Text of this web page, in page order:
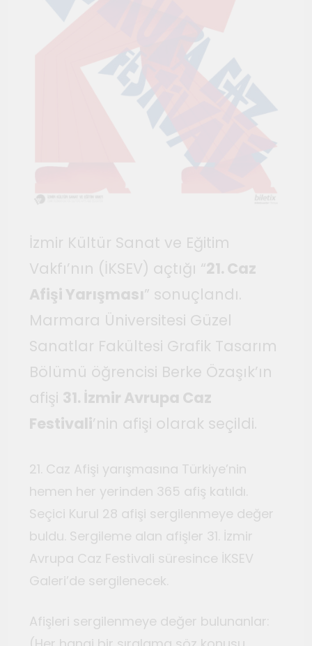
Haziran 10, 2026
Bauhaus
Haziran 3, 2026
Genç gazeteciler için
Seferihisar’da kültür ve sanat
haberciliği atölyeleri
İzmir Kültür Sanat ve Eğitim
Vakfı’nın (İKSEV) açtığı “21. Caz
Afişi Yarışması” sonuçlandı.
Marmara Üniversitesi Güzel
Sanatlar Fakültesi Grafik Tasarım
Bölümü öğrencisi Berke Özaşık’ın
afişi 31. İzmir Avrupa Caz
Festivali’nin afişi olarak seçildi.
21. Caz Afişi yarışmasına Türkiye’nin
hemen her yerinden 365 afiş katıldı.
Seçici Kurul 28 afişi sergilenmeye değer
buldu. Sergileme alan afişler 31. İzmir
Avrupa Caz Festivali süresince İKSEV
Galeri’de sergilenecek.
Afişleri sergilenmeye değer bulunanlar: